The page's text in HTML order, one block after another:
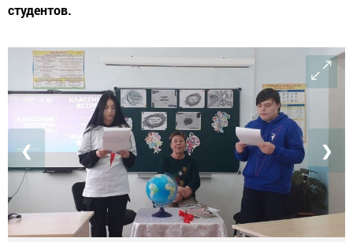
студентов.
❮ ❯